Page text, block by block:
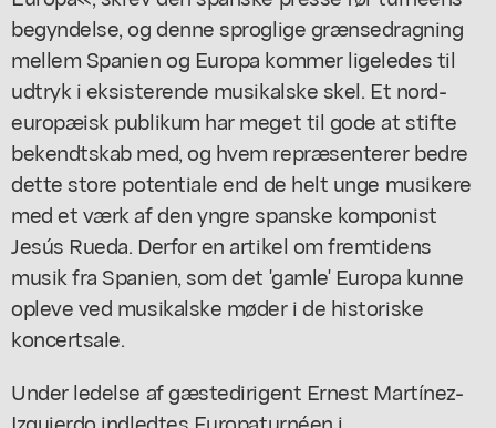
begyndelse, og denne sproglige grænsedragning
mellem Spanien og Europa kommer ligeledes til
udtryk i eksisterende musikalske skel. Et nord-
europæisk publikum har meget til gode at stifte
bekendtskab med, og hvem repræsenterer bedre
dette store potentiale end de helt unge musikere
med et værk af den yngre spanske komponist
Jesús Rueda. Derfor en artikel om fremtidens
musik fra Spanien, som det 'gamle' Europa kunne
opleve ved musikalske møder i de historiske
koncertsale.
Under ledelse af gæstedirigent Ernest Martínez-
Izquierdo indledtes Europaturnéen i